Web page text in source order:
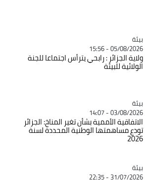
Catégorie
بيئة
05/08/2026 - 15:56
ولاية الجزائر : رابحي يترأس اجتماعا للجنة
الولائية للبيئة
Catégorie
بيئة
03/08/2026 - 14:07
الاتفاقية الأممية بشأن تغير المناخ: الجزائر
تودع مساهمتها الوطنية المحددة لسنة
2026
Catégorie
بيئة
31/07/2026 - 22:35